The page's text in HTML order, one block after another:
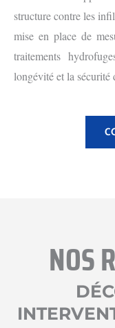
structure contre les
mise en place de
traitements
longévité et la sécurité
NOS